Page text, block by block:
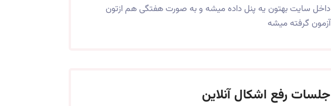
داخل سایت بهتون یه پنل داده میشه و به صورت هفتگی هم ازتون
آزمون گرفته میشه
جلسات رفع اشکال آنلاین